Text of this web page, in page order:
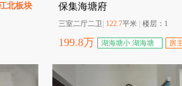
北板块 保集海塘府
三室二厅二卫 122.7平米 楼层： 1
199.8万
湖海塘小 湖海塘
房